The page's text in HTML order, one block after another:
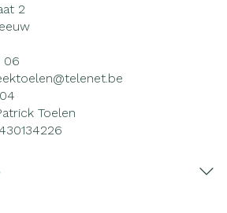
2
06
telenet.be
Toelen